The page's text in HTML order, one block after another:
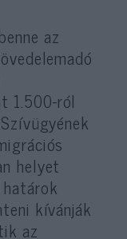
az
1.500-ról
helyet
kívánják
az